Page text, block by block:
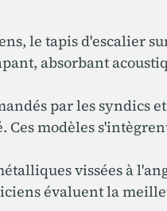
le tapis d'escalier
absorbant
par les syndics
Ces modèles
vissées à
évaluent la